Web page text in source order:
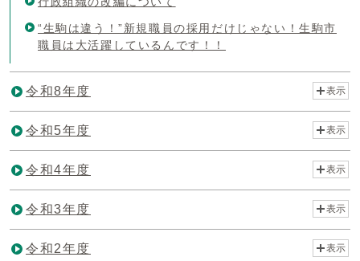
“生駒は違う！”新規職員の採用だけじゃない！生駒市
職員は大活躍しているんです！！
令和8年度 表示
令和5年度 表示
令和4年度 表示
令和3年度 表示
令和2年度 表示